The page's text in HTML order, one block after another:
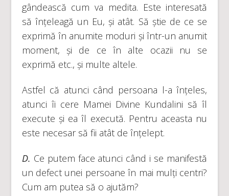
gândească cum va medita. Este interesată
să înțeleagă un Eu, și atât. Să știe de ce se
exprimă în anumite moduri și într-un anumit
moment, și de ce în alte ocazii nu se
exprimă etc., și multe altele.
Astfel că atunci când persoana l-a înțeles,
atunci îi cere Mamei Divine Kundalini să îl
execute și ea îl execută. Pentru aceasta nu
este necesar să fii atât de înțelept.
D. Ce putem face atunci când i se manifestă
un defect unei persoane în mai mulți centri?
Cum am putea să o ajutăm?